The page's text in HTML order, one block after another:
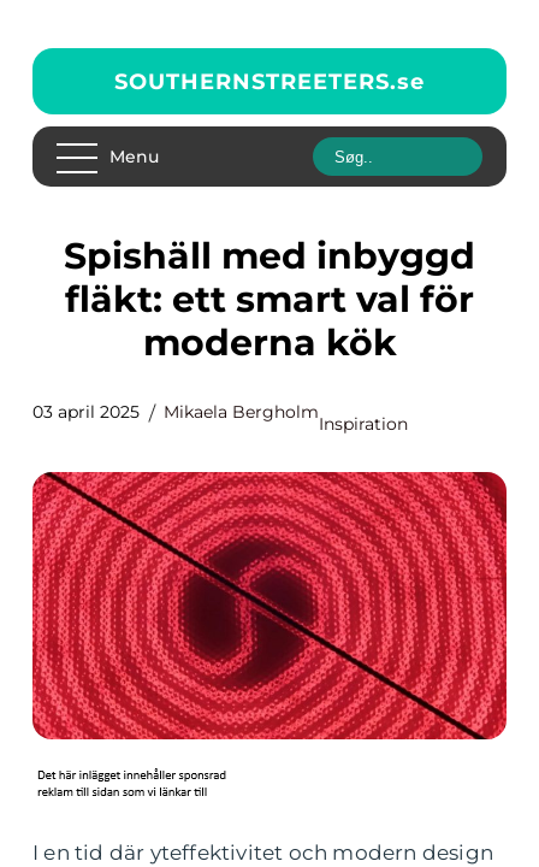
SOUTHERNSTREETERS.se
Menu
Spishäll med inbyggd
fläkt: ett smart val för
moderna kök
03 april 2025 Mikaela Bergholm
Inspiration
I en tid där yteffektivitet och modern design